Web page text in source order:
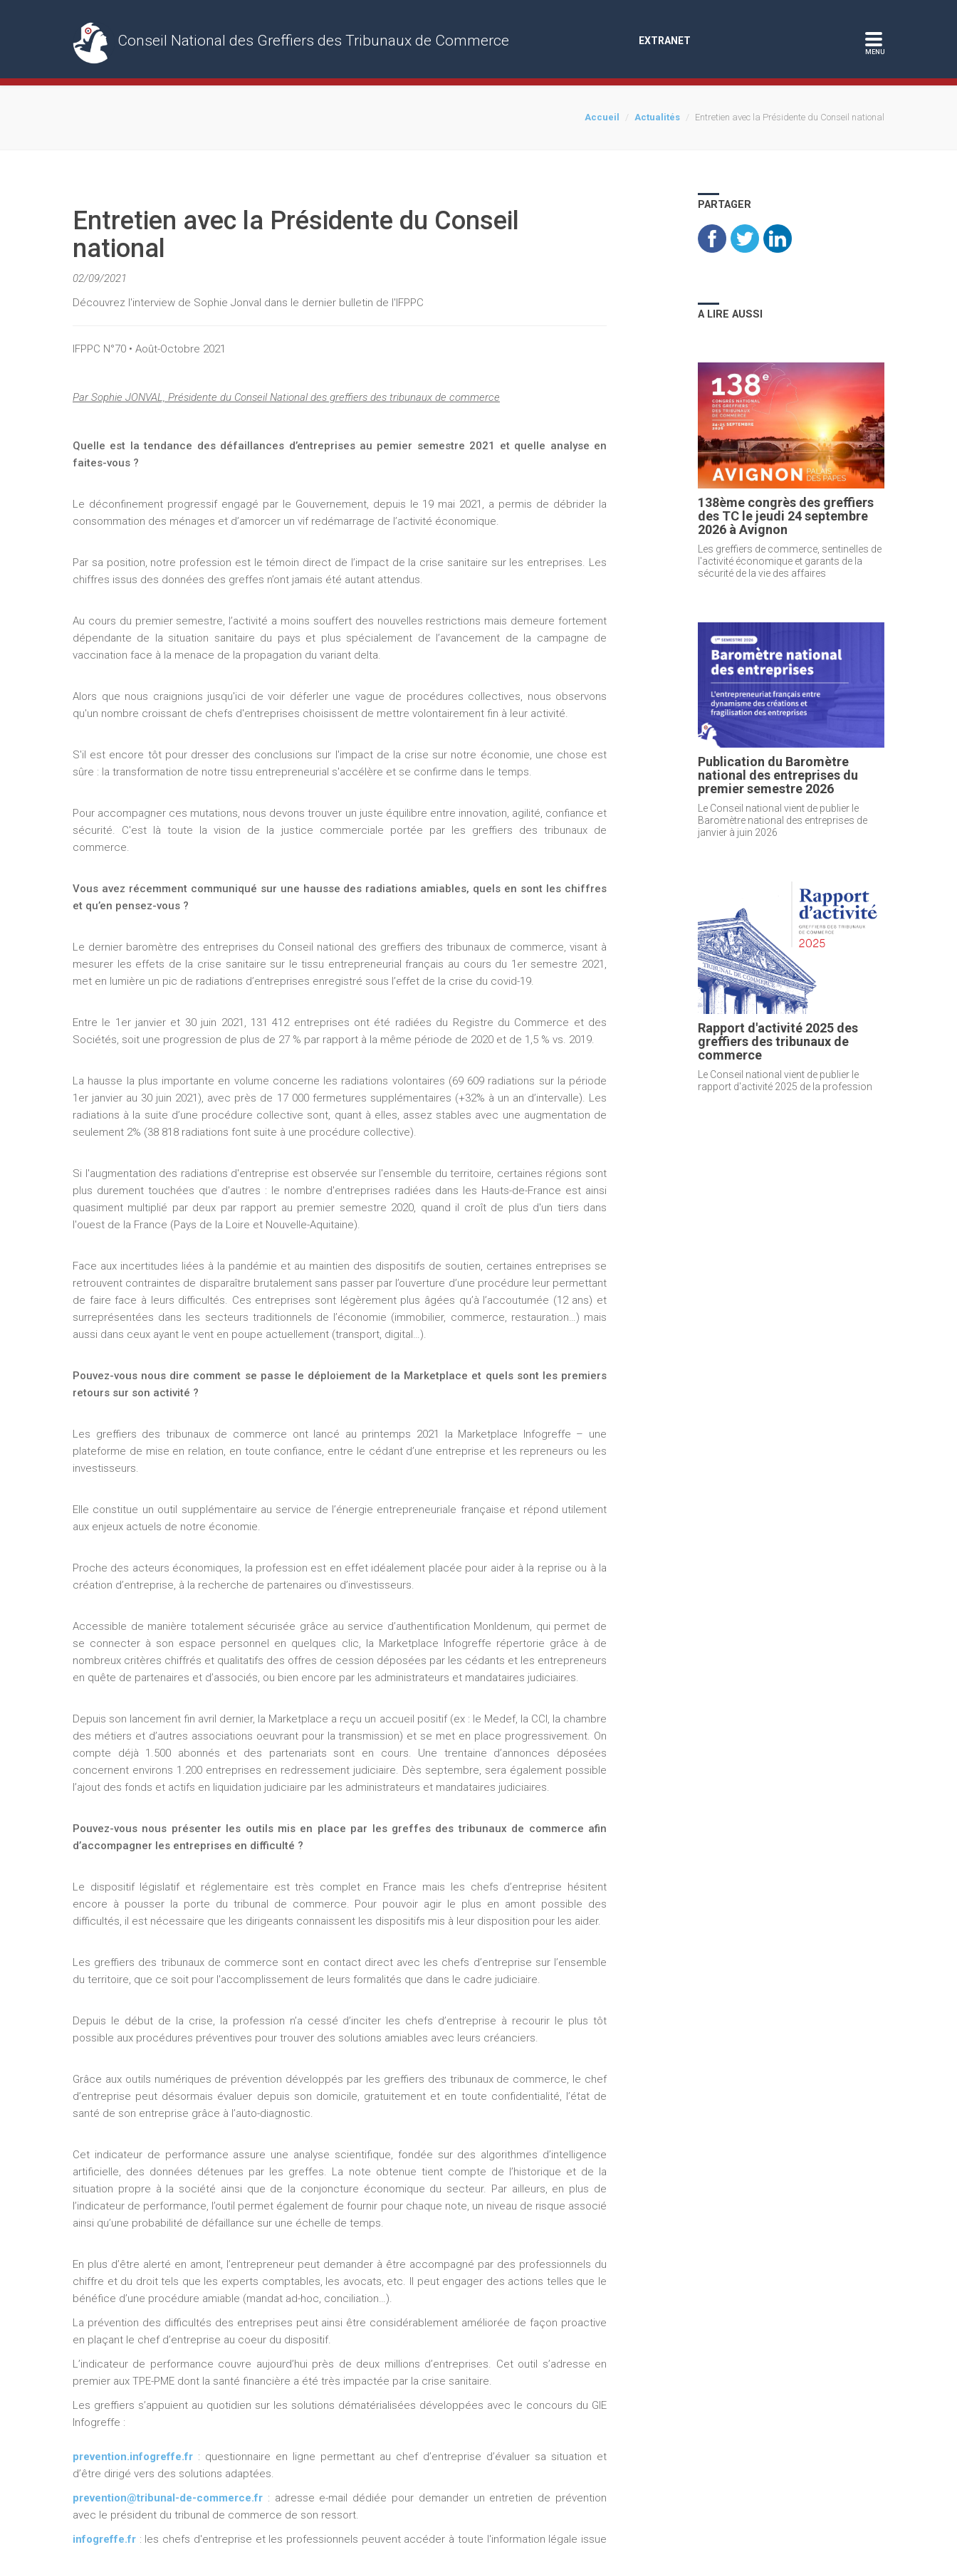
Conseil National des Greffiers des Tribunaux de Commerce EXTRANET
Accueil Actualités Entretien avec la Présidente du Conseil national
Entretien avec la Présidente du Conseil
national
02/09/2021
Découvrez l'interview de Sophie Jonval dans le dernier bulletin de l'IFPPC
IFPPC N°70 • Août-Octobre 2021
Par Sophie JONVAL, Présidente du Conseil National des greffiers des tribunaux de commerce
Quelle est la tendance des défaillances d’entreprises au pemier semestre 2021 et quelle analyse en
faites-vous ?
Le déconfinement progressif engagé par le Gouvernement, depuis le 19 mai 2021, a permis de débrider la
consommation des ménages et d’amorcer un vif redémarrage de l’activité économique.
Par sa position, notre profession est le témoin direct de l’impact de la crise sanitaire sur les entreprises. Les
chiffres issus des données des greffes n’ont jamais été autant attendus.
Au cours du premier semestre, l’activité a moins souffert des nouvelles restrictions mais demeure fortement
dépendante de la situation sanitaire du pays et plus spécialement de l’avancement de la campagne de
vaccination face à la menace de la propagation du variant delta.
Alors que nous craignions jusqu'ici de voir déferler une vague de procédures collectives, nous observons
qu'un nombre croissant de chefs d'entreprises choisissent de mettre volontairement fin à leur activité.
S'il est encore tôt pour dresser des conclusions sur l'impact de la crise sur notre économie, une chose est
sûre : la transformation de notre tissu entrepreneurial s'accélère et se confirme dans le temps.
Pour accompagner ces mutations, nous devons trouver un juste équilibre entre innovation, agilité, confiance et
sécurité. C'est là toute la vision de la justice commerciale portée par les greffiers des tribunaux de
commerce.
Vous avez récemment communiqué sur une hausse des radiations amiables, quels en sont les chiffres
et qu’en pensez-vous ?
Le dernier baromètre des entreprises du Conseil national des greffiers des tribunaux de commerce, visant à
mesurer les effets de la crise sanitaire sur le tissu entrepreneurial français au cours du 1er semestre 2021,
met en lumière un pic de radiations d’entreprises enregistré sous l’effet de la crise du covid-19.
Entre le 1er janvier et 30 juin 2021, 131 412 entreprises ont été radiées du Registre du Commerce et des
Sociétés, soit une progression de plus de 27 % par rapport à la même période de 2020 et de 1,5 % vs. 2019.
La hausse la plus importante en volume concerne les radiations volontaires (69 609 radiations sur la période
1er janvier au 30 juin 2021), avec près de 17 000 fermetures supplémentaires (+32% à un an d’intervalle). Les
radiations à la suite d’une procédure collective sont, quant à elles, assez stables avec une augmentation de
seulement 2% (38 818 radiations font suite à une procédure collective).
Si l'augmentation des radiations d'entreprise est observée sur l'ensemble du territoire, certaines régions sont
plus durement touchées que d'autres : le nombre d'entreprises radiées dans les Hauts-de-France est ainsi
quasiment multiplié par deux par rapport au premier semestre 2020, quand il croît de plus d'un tiers dans
l'ouest de la France (Pays de la Loire et Nouvelle-Aquitaine).
Face aux incertitudes liées à la pandémie et au maintien des dispositifs de soutien, certaines entreprises se
retrouvent contraintes de disparaître brutalement sans passer par l’ouverture d’une procédure leur permettant
de faire face à leurs difficultés. Ces entreprises sont légèrement plus âgées qu’à l’accoutumée (12 ans) et
surreprésentées dans les secteurs traditionnels de l’économie (immobilier, commerce, restauration…) mais
aussi dans ceux ayant le vent en poupe actuellement (transport, digital…).
Pouvez-vous nous dire comment se passe le déploiement de la Marketplace et quels sont les premiers
retours sur son activité ?
Les greffiers des tribunaux de commerce ont lancé au printemps 2021 la Marketplace Infogreffe – une
plateforme de mise en relation, en toute confiance, entre le cédant d’une entreprise et les repreneurs ou les
investisseurs.
Elle constitue un outil supplémentaire au service de l’énergie entrepreneuriale française et répond utilement
aux enjeux actuels de notre économie.
Proche des acteurs économiques, la profession est en effet idéalement placée pour aider à la reprise ou à la
création d’entreprise, à la recherche de partenaires ou d’investisseurs.
Accessible de manière totalement sécurisée grâce au service d’authentification MonIdenum, qui permet de
se connecter à son espace personnel en quelques clic, la Marketplace Infogreffe répertorie grâce à de
nombreux critères chiffrés et qualitatifs des offres de cession déposées par les cédants et les entrepreneurs
en quête de partenaires et d’associés, ou bien encore par les administrateurs et mandataires judiciaires.
Depuis son lancement fin avril dernier, la Marketplace a reçu un accueil positif (ex : le Medef, la CCI, la chambre
des métiers et d’autres associations oeuvrant pour la transmission) et se met en place progressivement. On
compte déjà 1.500 abonnés et des partenariats sont en cours. Une trentaine d’annonces déposées
concernent environs 1.200 entreprises en redressement judiciaire. Dès septembre, sera également possible
l’ajout des fonds et actifs en liquidation judiciaire par les administrateurs et mandataires judiciaires.
Pouvez-vous nous présenter les outils mis en place par les greffes des tribunaux de commerce afin
d’accompagner les entreprises en difficulté ?
Le dispositif législatif et réglementaire est très complet en France mais les chefs d’entreprise hésitent
encore à pousser la porte du tribunal de commerce. Pour pouvoir agir le plus en amont possible des
difficultés, il est nécessaire que les dirigeants connaissent les dispositifs mis à leur disposition pour les aider.
Les greffiers des tribunaux de commerce sont en contact direct avec les chefs d’entreprise sur l’ensemble
du territoire, que ce soit pour l'accomplissement de leurs formalités que dans le cadre judiciaire.
Depuis le début de la crise, la profession n’a cessé d’inciter les chefs d’entreprise à recourir le plus tôt
possible aux procédures préventives pour trouver des solutions amiables avec leurs créanciers.
Grâce aux outils numériques de prévention développés par les greffiers des tribunaux de commerce, le chef
d’entreprise peut désormais évaluer depuis son domicile, gratuitement et en toute confidentialité, l’état de
santé de son entreprise grâce à l’auto-diagnostic.
Cet indicateur de performance assure une analyse scientifique, fondée sur des algorithmes d’intelligence
artificielle, des données détenues par les greffes. La note obtenue tient compte de l’historique et de la
situation propre à la société ainsi que de la conjoncture économique du secteur. Par ailleurs, en plus de
l’indicateur de performance, l’outil permet également de fournir pour chaque note, un niveau de risque associé
ainsi qu’une probabilité de défaillance sur une échelle de temps.
En plus d’être alerté en amont, l’entrepreneur peut demander à être accompagné par des professionnels du
chiffre et du droit tels que les experts comptables, les avocats, etc. Il peut engager des actions telles que le
bénéfice d’une procédure amiable (mandat ad-hoc, conciliation…).
La prévention des difficultés des entreprises peut ainsi être considérablement améliorée de façon proactive
en plaçant le chef d’entreprise au coeur du dispositif.
L’indicateur de performance couvre aujourd’hui près de deux millions d’entreprises. Cet outil s’adresse en
premier aux TPE-PME dont la santé financière a été très impactée par la crise sanitaire.
Les greffiers s’appuient au quotidien sur les solutions dématérialisées développées avec le concours du GIE
Infogreffe :
prevention.infogreffe.fr : questionnaire en ligne permettant au chef d’entreprise d’évaluer sa situation et
d’être dirigé vers des solutions adaptées.
prevention@tribunal-de-commerce.fr : adresse e-mail dédiée pour demander un entretien de prévention
avec le président du tribunal de commerce de son ressort.
infogreffe.fr : les chefs d'entreprise et les professionnels peuvent accéder à toute l'information légale issue
PARTAGER
A LIRE AUSSI
138ème congrès des greffiers
des TC le jeudi 24 septembre
2026 à Avignon
Les greffiers de commerce, sentinelles de
l'activité économique et garants de la
sécurité de la vie des affaires
Publication du Baromètre
national des entreprises du
premier semestre 2026
Le Conseil national vient de publier le
Baromètre national des entreprises de
janvier à juin 2026
Rapport d'activité 2025 des
greffiers des tribunaux de
commerce
Le Conseil national vient de publier le
rapport d'activité 2025 de la profession